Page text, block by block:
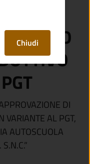
PIANO
DI
VARIANTE AL PGT,
AUTOSCUOLA
Chiudi